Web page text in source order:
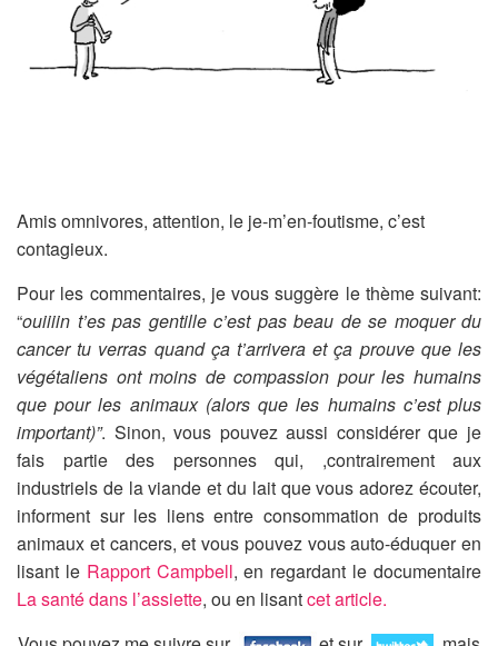
Amis omnivores, attention, le je-m’en-foutisme, c’est
contagieux.
Pour les commentaires, je vous suggère le thème suivant:
“ouiiiin t’es pas gentille c’est pas beau de se moquer du
cancer tu verras quand ça t’arrivera et ça prouve que les
végétaliens ont moins de compassion pour les humains
que pour les animaux (alors que les humains c’est plus
important)”. Sinon, vous pouvez aussi considérer que je
fais partie des personnes qui, ,contrairement aux
industriels de la viande et du lait que vous adorez écouter,
informent sur les liens entre consommation de produits
animaux et cancers, et vous pouvez vous auto-éduquer en
lisant le Rapport Campbell, en regardant le documentaire
La santé dans l’assiette, ou en lisantcet article.